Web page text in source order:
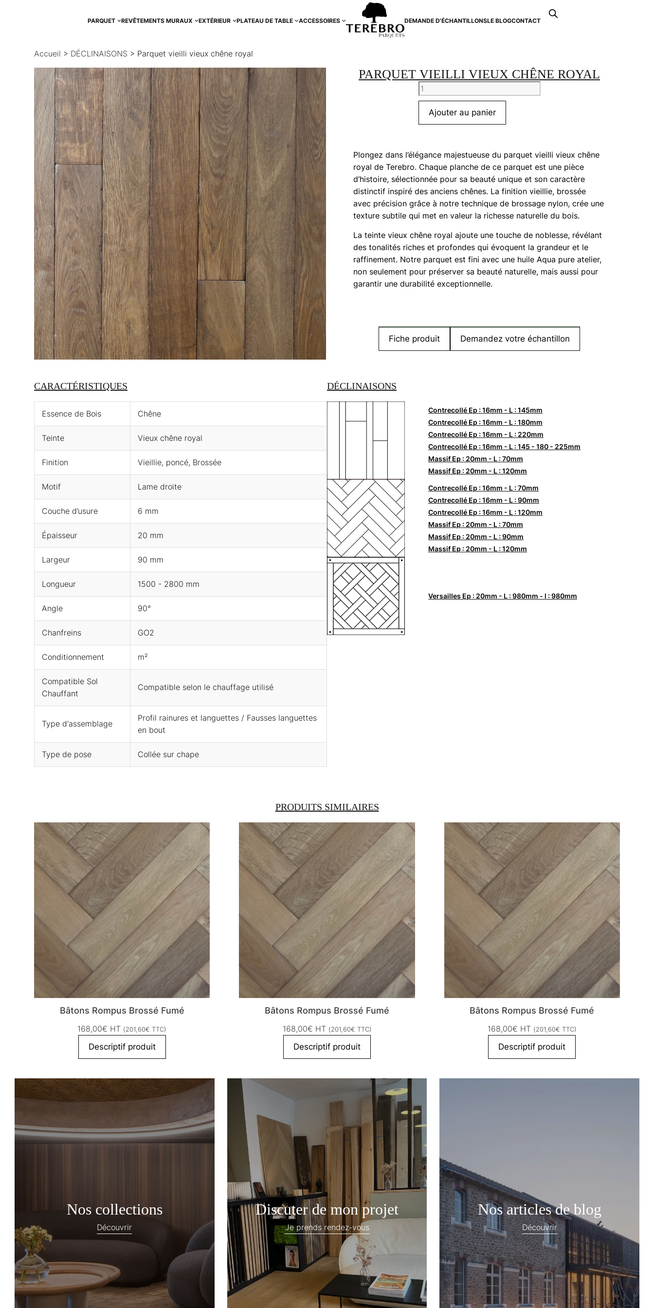
PARQUET REVÊTEMENTS MURAUX EXTÉRIEUR PLATEAU DE TABLE ACCESSOIRES DEMANDE D'ÉCHANTILLONSLE BLOGCONTACT
Recherche
de
Accueil > DÉCLINAISONS > Parquet vieilli vieux chêne royal
PARQUET VIEILLI VIEUX CHÊNE ROYAL
quantité
de
Parquet
vieilli
royal
Ajouter au panier
Plongez dans l’élégance majestueuse du parquet vieilli vieux chêne
royal de Terebro. Chaque planche de ce parquet est une pièce
d’histoire, sélectionnée pour sa beauté unique et son caractère
distinctif inspiré des anciens chênes. La finition vieillie, brossée
avec précision grâce à notre technique de brossage nylon, crée une
texture subtile qui met en valeur la richesse naturelle du bois.
La teinte vieux chêne royal ajoute une touche de noblesse, révélant
des tonalités riches et profondes qui évoquent la grandeur et le
raffinement. Notre parquet est fini avec une huile Aqua pure atelier,
non seulement pour préserver sa beauté naturelle, mais aussi pour
garantir une durabilité exceptionnelle.
Fiche produit Demandez votre échantillon
CARACTÉRISTIQUES
Essence de Bois Chêne
Teinte Vieux chêne royal
Finition Vieillie, poncé, Brossée
Motif Lame droite
Couche d’usure 6 mm
Épaisseur 20 mm
Largeur 90 mm
Longueur 1500 - 2800 mm
Angle 90°
Chanfreins GO2
Conditionnement m²
Compatible Sol
Chauffant
Compatible selon le chauffage utilisé
Type d'assemblage
Profil rainures et languettes / Fausses languettes
en bout
Type de pose Collée sur chape
DÉCLINAISONS
Contrecollé Ep : 16mm - L : 145mm
Contrecollé Ep : 16mm - L : 180mm
Contrecollé Ep : 16mm - L : 220mm
Contrecollé Ep : 16mm - L : 145 - 180 - 225mm
Massif Ep : 20mm - L : 70mm
Massif Ep : 20mm - L : 120mm
Contrecollé Ep : 16mm - L : 70mm
Contrecollé Ep : 16mm - L : 90mm
Contrecollé Ep : 16mm - L : 120mm
Massif Ep : 20mm - L : 70mm
Massif Ep : 20mm - L : 90mm
Massif Ep : 20mm - L : 120mm
Versailles Ep : 20mm - L : 980mm - l : 980mm
PRODUITS SIMILAIRES
Bâtons Rompus Brossé Fumé
168,00€ HT (201,60€ TTC)
Descriptif produit
Bâtons Rompus Brossé Fumé
168,00€ HT (201,60€ TTC)
Descriptif produit
Bâtons Rompus Brossé Fumé
168,00€ HT (201,60€ TTC)
Descriptif produit
Nos collections
Découvrir
Discuter de mon projet
Je prends rendez-vous
Nos articles de blog
Découvrir